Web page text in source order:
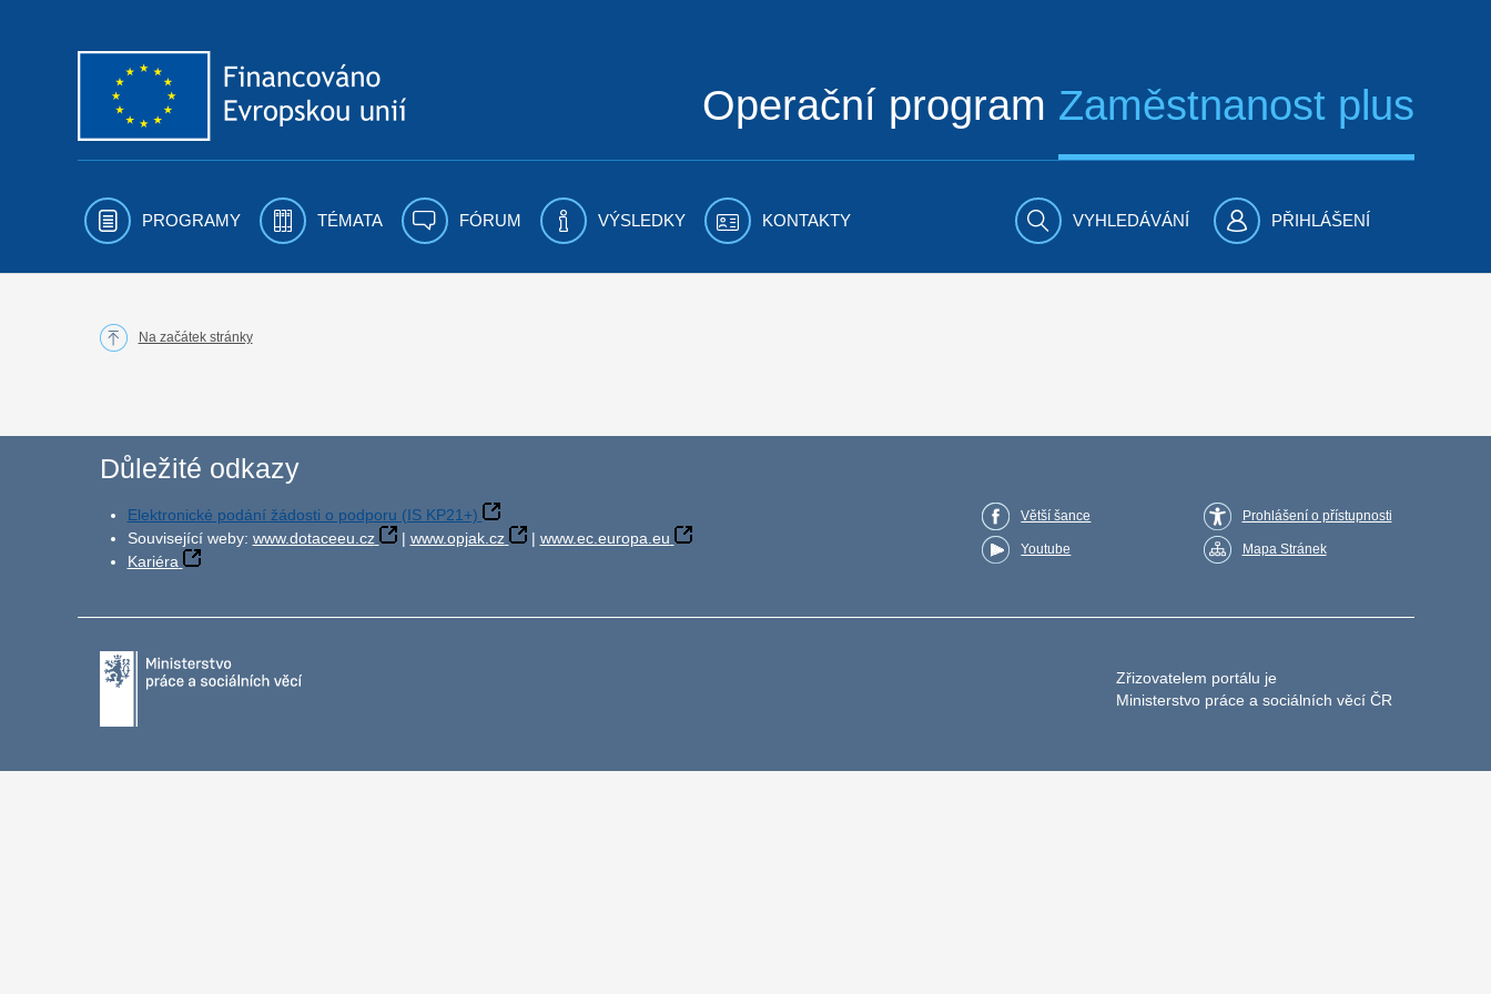
Operační program Zaměstnanost plus
PROGRAMY TÉMATA FÓRUM VÝSLEDKY KONTAKTY VYHLEDÁVÁNÍ PŘIHLÁŠENÍ
Na začátek stránky
Důležité odkazy
Elektronické podání žádosti o podporu (IS KP21+)
Související weby: www.dotaceeu.cz | www.opjak.cz | www.ec.europa.eu
Kariéra
Větší šance
Youtube
Prohlášení o přístupnosti
Mapa Stránek
Zřizovatelem portálu je
Ministerstvo práce a sociálních věcí ČR